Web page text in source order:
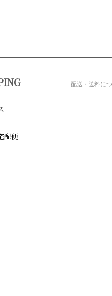
配送・送料に
配便